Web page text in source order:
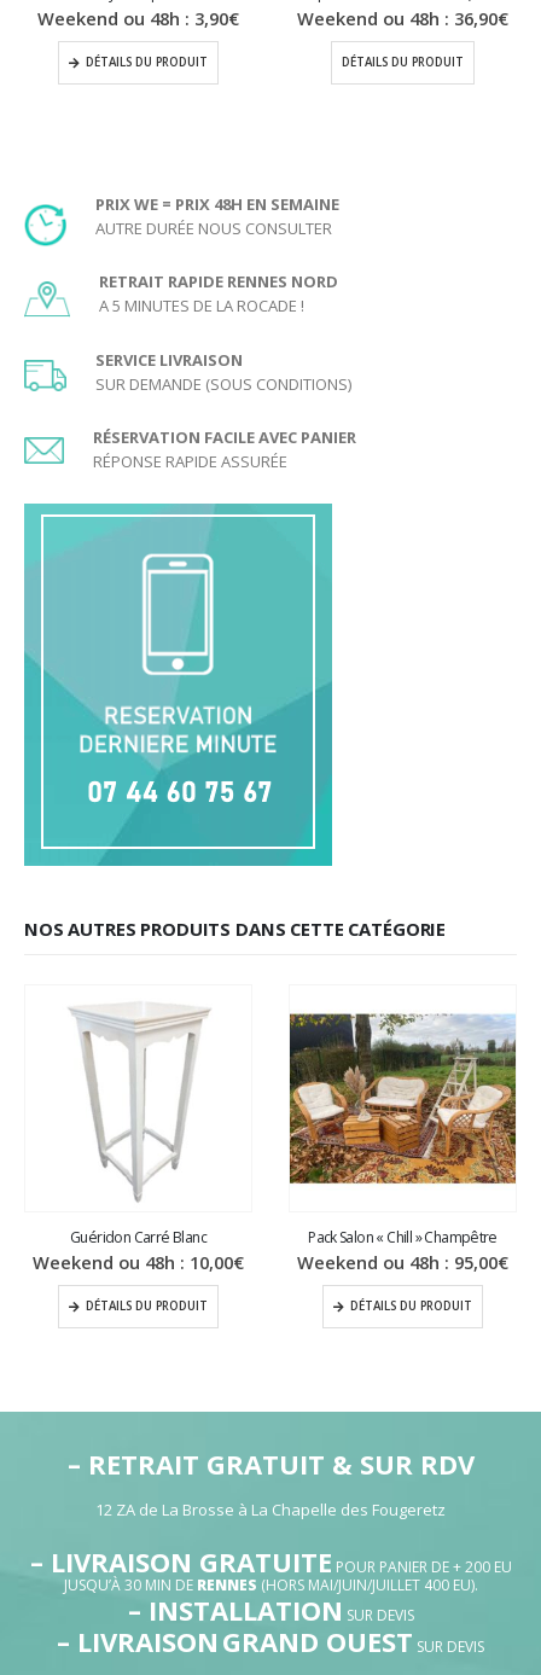
Weekend ou 48h : 3,90€
DÉTAILS DU PRODUIT
Weekend ou 48h : 36,90€
DÉTAILS DU PRODUIT
PRIX WE = PRIX 48H EN SEMAINE
AUTRE DURÉE NOUS CONSULTER
RETRAIT RAPIDE RENNES NORD
A 5 MINUTES DE LA ROCADE !
SERVICE LIVRAISON
SUR DEMANDE (SOUS CONDITIONS)
RÉSERVATION FACILE AVEC PANIER
RÉPONSE RAPIDE ASSURÉE
NOS AUTRES PRODUITS DANS CETTE CATÉGORIE
Guéridon Carré Blanc
Weekend ou 48h : 10,00€
DÉTAILS DU PRODUIT
Pack Salon « Chill » Champêtre
Weekend ou 48h : 95,00€
DÉTAILS DU PRODUIT
– RETRAIT GRATUIT & SUR RDV
12 ZA de La Brosse à La Chapelle des Fougeretz
– LIVRAISON GRATUITE POUR PANIER DE + 200 EU
JUSQU’À 30 MIN DE RENNES (HORS MAI/JUIN/JUILLET 400 EU).
– INSTALLATION SUR DEVIS
– LIVRAISON GRAND OUEST SUR DEVIS